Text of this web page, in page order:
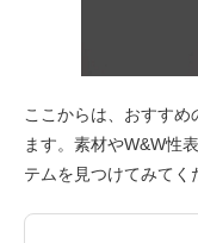
ここからは、おすす
ます。素材やW&W性
テムを見つけてみてく